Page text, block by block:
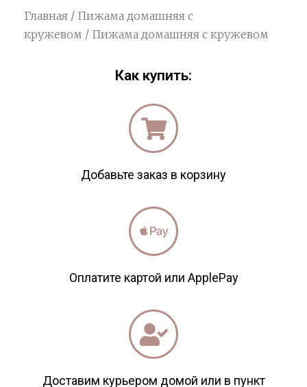
Главная / Пижама домашняя с
кружевом / Пижама домашняя с кружевом
Как купить:
Добавьте заказ в корзину
Оплатите картой или ApplePay
Доставим курьером домой или в пункт